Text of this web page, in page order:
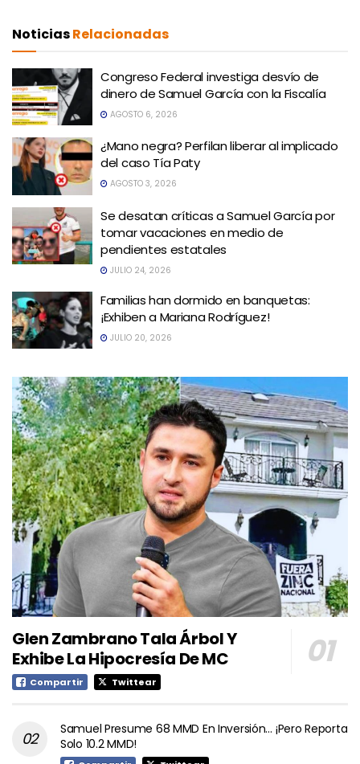
NoticiasRelacionadas
Congreso Federal investiga desvío de
dinero de Samuel García con la Fiscalía
AGOSTO 6, 2026
¿Mano negra? Perfilan liberar al implicado
del caso Tía Paty
AGOSTO 3, 2026
Se desatan críticas a Samuel García por
tomar vacaciones en medio de
pendientes estatales
JULIO 24, 2026
Familias han dormido en banquetas:
¡Exhiben a Mariana Rodríguez!
JULIO 20, 2026
Glen Zambrano Tala Árbol Y
Exhibe La Hipocresía De MC
Compartir Twittear
Samuel Presume 68 MMD En Inversión… ¡Pero Reporta
Solo 10.2 MMD!